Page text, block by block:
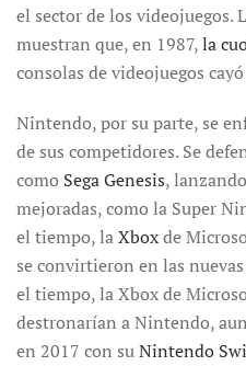
el sector de los videojuegos.
muestran que, en 1987,la
consolas de videojuegos
Nintendo, por su parte, se
de sus competidores. Se
como Sega Genesis,
mejoradas, como la Super
el tiempo, laXboxde
se convirtieron en las
el tiempo, la Xbox de
destronarían a Nintendo,
en 2017 con suNintendo